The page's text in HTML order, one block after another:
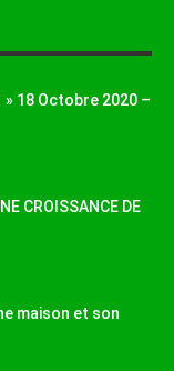
» 18 Octobre 2020 –
CROISSANCE DE
maison et son